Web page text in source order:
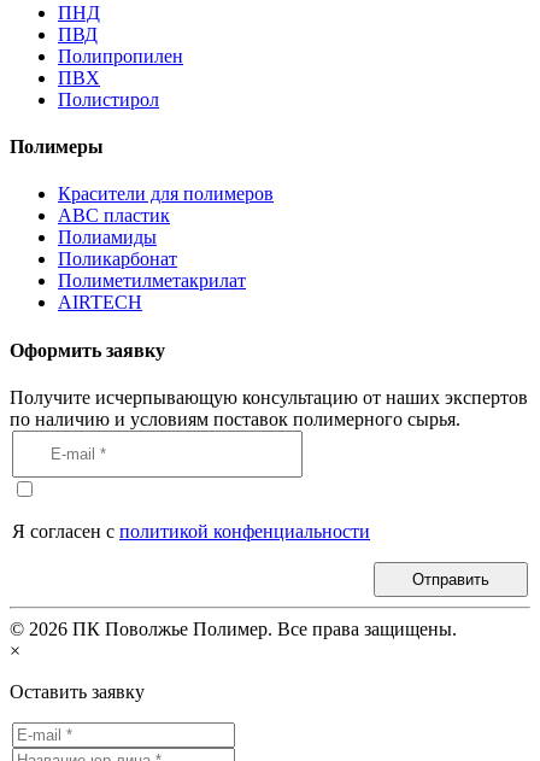
ПНД
ПВД
Полипропилен
ПВХ
Полистирол
Полимеры
Красители для полимеров
АВС пластик
Полиамиды
Поликарбонат
Полиметилметакрилат
AIRTECH
Оформить заявку
Получите исчерпывающую консультацию от наших экспертов
по наличию и условиям поставок полимерного сырья.
Я согласен с политикой конфенциальности
Отправить
© 2026 ПК Поволжье Полимер. Все права защищены.
×
Оставить заявку